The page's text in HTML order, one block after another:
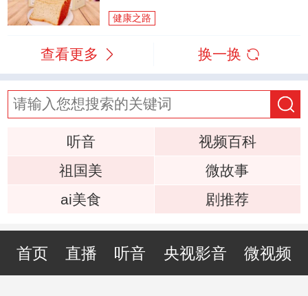
健康之路
查看更多 换一换
听音
视频百科
祖国美
微故事
ai美食
剧推荐
首页 直播 听音 央视影音 微视频